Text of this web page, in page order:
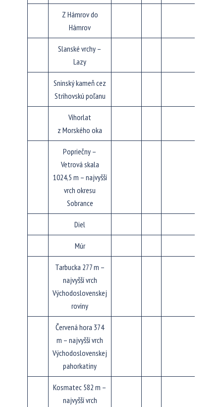
Z Hámrov do
Hámrov
Slanské vrchy –
Lazy
Sninský kameň cez
Strihovskú poľanu
Vihorlat
z Morského oka
Popriečny –
Vetrová skala
1024,5 m – najvyšší
vrch okresu
Sobrance
Diel
Múr
Tarbucka 277 m –
najvyšší vrch
Východoslovenskej
roviny
Červená hora 374
m – najvyšší vrch
Východoslovenskej
pahorkatiny
Kosmatec 582 m –
najvyšší vrch